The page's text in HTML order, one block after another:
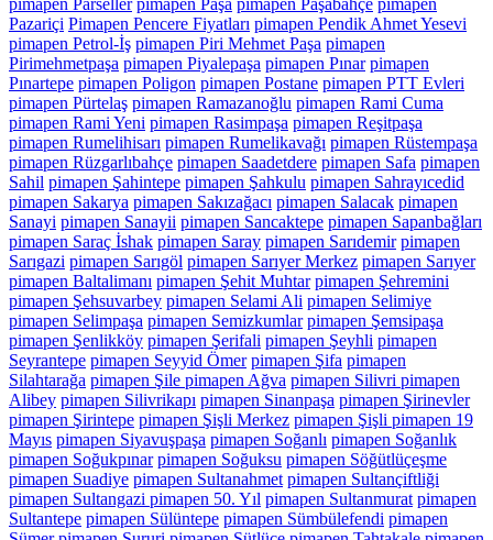
pimapen Parseller pimapen Paşa pimapen Paşabahçe pimapen
Pazariçi Pimapen Pencere Fiyatları pimapen Pendik Ahmet Yesevi
pimapen Petrol-İş pimapen Piri Mehmet Paşa pimapen
Pirimehmetpaşa pimapen Piyalepaşa pimapen Pınar pimapen
Pınartepe pimapen Poligon pimapen Postane pimapen PTT Evleri
pimapen Pürtelaş pimapen Ramazanoğlu pimapen Rami Cuma
pimapen Rami Yeni pimapen Rasimpaşa pimapen Reşitpaşa
pimapen Rumelihisarı pimapen Rumelikavağı pimapen Rüstempaşa
pimapen Rüzgarlıbahçe pimapen Saadetdere pimapen Safa pimapen
Sahil pimapen Şahintepe pimapen Şahkulu pimapen Sahrayıcedid
pimapen Sakarya pimapen Sakızağacı pimapen Salacak pimapen
Sanayi pimapen Sanayii pimapen Sancaktepe pimapen Sapanbağları
pimapen Saraç İshak pimapen Saray pimapen Sarıdemir pimapen
Sarıgazi pimapen Sarıgöl pimapen Sarıyer Merkez pimapen Sarıyer
pimapen Baltalimanı pimapen Şehit Muhtar pimapen Şehremini
pimapen Şehsuvarbey pimapen Selami Ali pimapen Selimiye
pimapen Selimpaşa pimapen Semizkumlar pimapen Şemsipaşa
pimapen Şenlikköy pimapen Şerifali pimapen Şeyhli pimapen
Seyrantepe pimapen Seyyid Ömer pimapen Şifa pimapen
Silahtarağa pimapen Şile pimapen Ağva pimapen Silivri pimapen
Alibey pimapen Silivrikapı pimapen Sinanpaşa pimapen Şirinevler
pimapen Şirintepe pimapen Şişli Merkez pimapen Şişli pimapen 19
Mayıs pimapen Siyavuşpaşa pimapen Soğanlı pimapen Soğanlık
pimapen Soğukpınar pimapen Soğuksu pimapen Söğütlüçeşme
pimapen Suadiye pimapen Sultanahmet pimapen Sultançiftliği
pimapen Sultangazi pimapen 50. Yıl pimapen Sultanmurat pimapen
Sultantepe pimapen Sülüntepe pimapen Sümbülefendi pimapen